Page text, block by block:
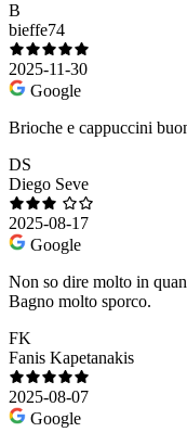
B
bieffe74
2025-11-30
Google
Brioche e cappuccini
DS
Diego Seve
2025-08-17
Google
Non so dire molto in
Bagno molto sporco.
FK
Fanis Kapetanakis
2025-08-07
Google